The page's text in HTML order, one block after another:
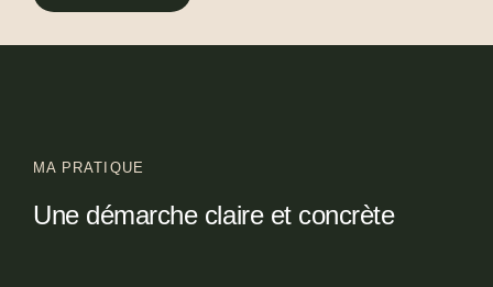
MA PRATIQUE
Une démarche claire et concrète